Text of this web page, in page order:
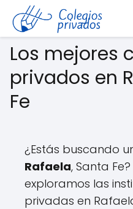
Los mejores
privados en
Fe
¿Estás buscando
Rafaela, Santa
exploramos las
privadas en